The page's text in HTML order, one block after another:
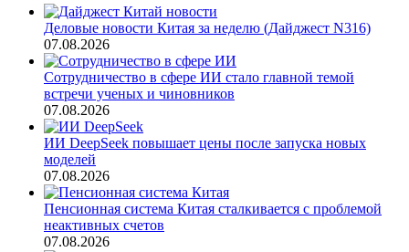
Деловые новости Китая за неделю (Дайджест N316)
07.08.2026
Сотрудничество в сфере ИИ стало главной темой
встречи ученых и чиновников
07.08.2026
ИИ DeepSeek повышает цены после запуска новых
моделей
07.08.2026
Пенсионная система Китая сталкивается с проблемой
неактивных счетов
07.08.2026